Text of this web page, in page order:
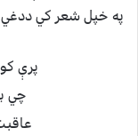
په خپل شعر كي ددغي
پرې
چي